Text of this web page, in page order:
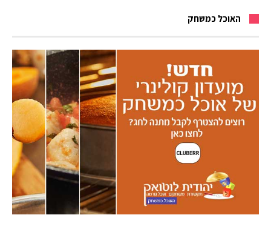
האוכל כמשחק